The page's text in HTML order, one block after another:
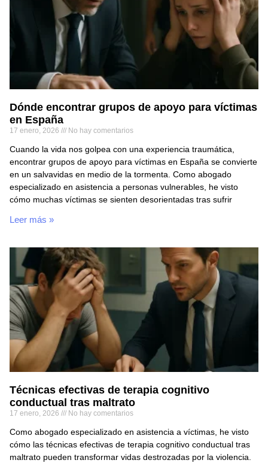
Dónde encontrar grupos de apoyo para víctimas
en España
17 enero, 2026 No hay comentarios
Cuando la vida nos golpea con una experiencia traumática,
encontrar grupos de apoyo para víctimas en España se convierte
en un salvavidas en medio de la tormenta. Como abogado
especializado en asistencia a personas vulnerables, he visto
cómo muchas víctimas se sienten desorientadas tras sufrir
Leer más »
Técnicas efectivas de terapia cognitivo
conductual tras maltrato
17 enero, 2026 No hay comentarios
Como abogado especializado en asistencia a víctimas, he visto
cómo las técnicas efectivas de terapia cognitivo conductual tras
maltrato pueden transformar vidas destrozadas por la violencia.